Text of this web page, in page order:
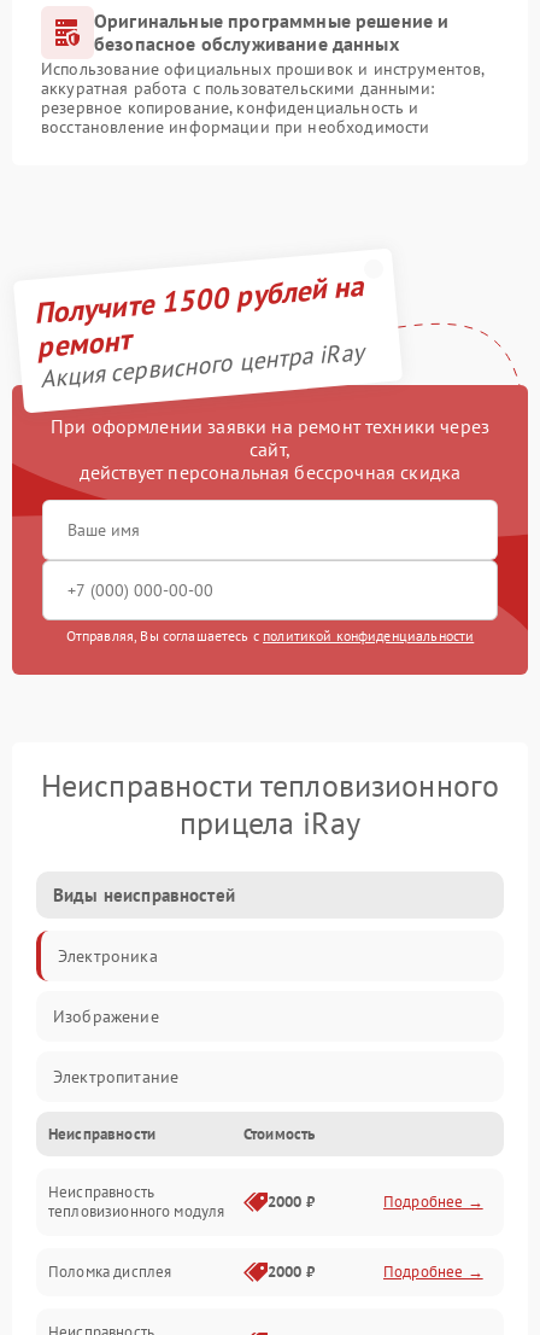
Оригинальные программные решение и
безопасное обслуживание данных
Использование официальных прошивок и инструментов,
аккуратная работа с пользовательскими данными:
резервное копирование, конфиденциальность и
восстановление информации при необходимости
Получите 1500 рублей на
ремонт
Акция сервисного центра iRay
При оформлении заявки на ремонт техники через
сайт,
действует персональная бессрочная скидка
Отправляя, Вы соглашаетесь с политикой конфиденциальности
Неисправности тепловизионного
прицела iRay
Виды неисправностей
Электроника
Изображение
Электропитание
Измерения
Матрица
Неисправности Стоимость
Неисправность
тепловизионного модуля
2000 ₽ Подробнее →
Поломка дисплея 2000 ₽ Подробнее →